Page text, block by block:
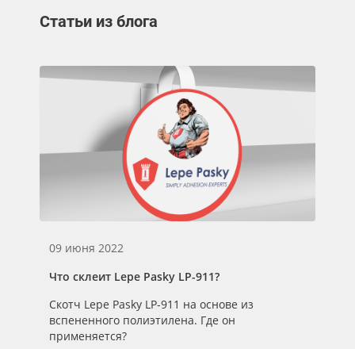
Статьи из блога
09 июня 2022
Что склеит Lepe Pasky LP-911?
Скотч Lepe Pasky LP-911 на основе из
вспененного полиэтилена. Где он
применяется?